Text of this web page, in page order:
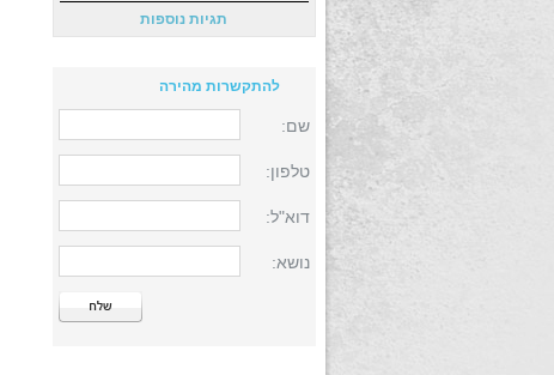
תגיות נוספות
להתקשרות מהירה
שם:
טלפון:
דוא"ל:
נושא: